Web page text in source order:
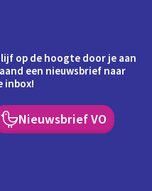
op de hoogte door je aan
een nieuwsbrief naar
inbox!
Nieuwsbrief VO